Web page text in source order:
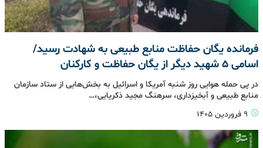
فرمانده یگان حفاظت منابع طبیعی به شهادت رسید/
اسامی 5 شهید دیگر از یگان حفاظت و کارکنان
در پی حمله هوایی روز شنبه آمریکا و اسرائیل به بخش‌هایی از ستاد سازمان
منابع طبیعی و آبخیزداری، سرهنگ مجید ذکریایی،…